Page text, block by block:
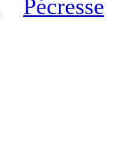
Pécresse